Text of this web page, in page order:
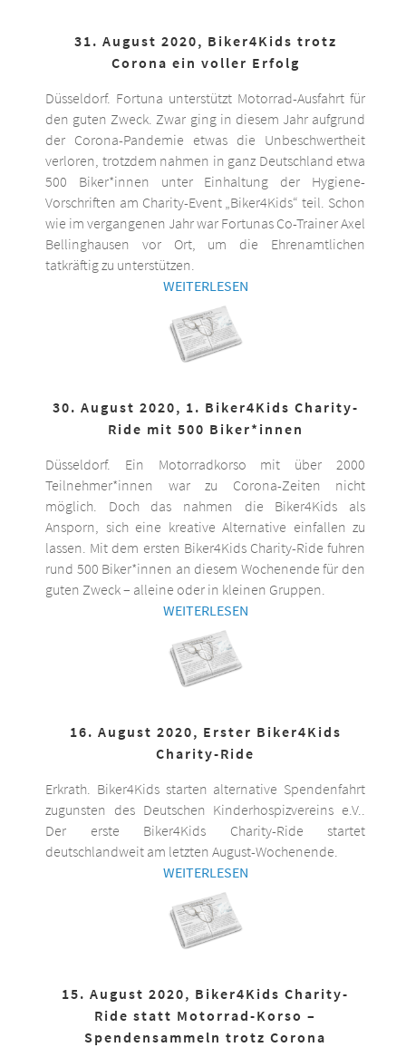
31. August 2020, Biker4Kids trotz
Corona ein voller Erfolg
Düsseldorf. Fortuna unterstützt Motorrad-Ausfahrt für
den guten Zweck. Zwar ging in diesem Jahr aufgrund
der Corona-Pandemie etwas die Unbeschwertheit
verloren, trotzdem nahmen in ganz Deutschland etwa
500 Biker*innen unter Einhaltung der Hygiene-
Vorschriften am Charity-Event „Biker4Kids“ teil. Schon
wie im vergangenen Jahr war Fortunas Co-Trainer Axel
Bellinghausen vor Ort, um die Ehrenamtlichen
tatkräftig zu unterstützen.
WEITERLESEN
30. August 2020, 1. Biker4Kids Charity-
Ride mit 500 Biker*innen
Düsseldorf. Ein Motorradkorso mit über 2000
Teilnehmer*innen war zu Corona-Zeiten nicht
möglich. Doch das nahmen die Biker4Kids als
Ansporn, sich eine kreative Alternative einfallen zu
lassen. Mit dem ersten Biker4Kids Charity-Ride fuhren
rund 500 Biker*innen an diesem Wochenende für den
guten Zweck – alleine oder in kleinen Gruppen.
WEITERLESEN
16. August 2020, Erster Biker4Kids
Charity-Ride
Erkrath. Biker4Kids starten alternative Spendenfahrt
zugunsten des Deutschen Kinderhospizvereins e.V..
Der erste Biker4Kids Charity-Ride startet
deutschlandweit am letzten August-Wochenende.
WEITERLESEN
15. August 2020, Biker4Kids Charity-
Ride statt Motorrad-Korso –
Spendensammeln trotz Corona